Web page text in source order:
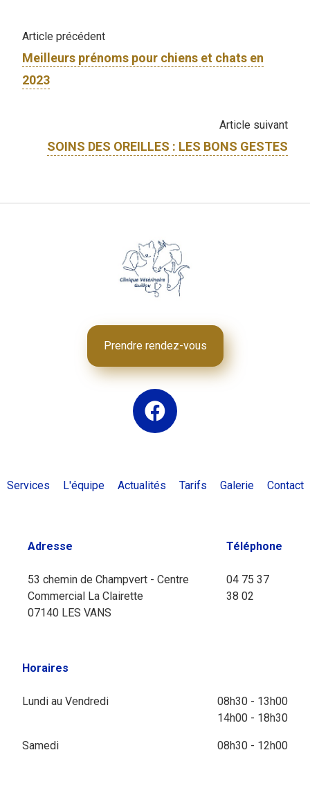
Article précédent
Meilleurs prénoms pour chiens et chats en
2023
Article suivant
SOINS DES OREILLES : LES BONS GESTES
Prendre rendez-vous
Services L'équipe Actualités Tarifs Galerie Contact
Adresse
53 chemin de Champvert - Centre
Commercial La Clairette
07140 LES VANS
Téléphone
04 75 37
38 02
Horaires
Lundi au Vendredi
08h30 - 13h00
14h00 - 18h30
Samedi 08h30 - 12h00